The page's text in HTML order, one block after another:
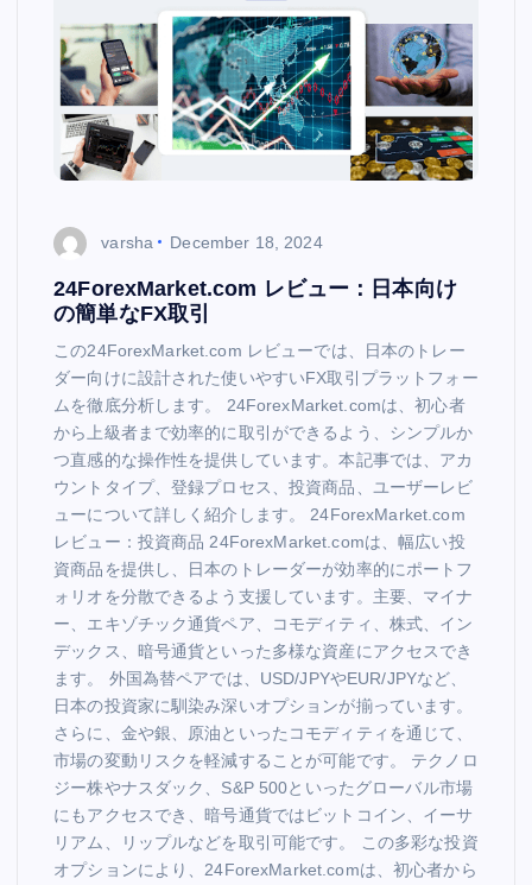
varsha December 18, 2024
24ForexMarket.com レビュー：日本向け
の簡単なFX取引
この24ForexMarket.com レビューでは、日本のトレー
ダー向けに設計された使いやすいFX取引プラットフォー
ムを徹底分析します。 24ForexMarket.comは、初心者
から上級者まで効率的に取引ができるよう、シンプルか
つ直感的な操作性を提供しています。本記事では、アカ
ウントタイプ、登録プロセス、投資商品、ユーザーレビ
ューについて詳しく紹介します。 24ForexMarket.com
レビュー：投資商品 24ForexMarket.comは、幅広い投
資商品を提供し、日本のトレーダーが効率的にポートフ
ォリオを分散できるよう支援しています。主要、マイナ
ー、エキゾチック通貨ペア、コモディティ、株式、イン
デックス、暗号通貨といった多様な資産にアクセスでき
ます。 外国為替ペアでは、USD/JPYやEUR/JPYなど、
日本の投資家に馴染み深いオプションが揃っています。
さらに、金や銀、原油といったコモディティを通じて、
市場の変動リスクを軽減することが可能です。 テクノロ
ジー株やナスダック、S&P 500といったグローバル市場
にもアクセスでき、暗号通貨ではビットコイン、イーサ
リアム、リップルなどを取引可能です。 この多彩な投資
オプションにより、24ForexMarket.comは、初心者から